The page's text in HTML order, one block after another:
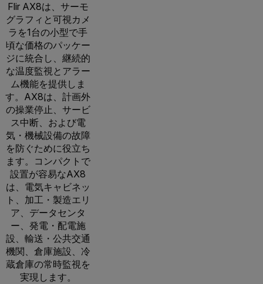
Flir AX8は、サーモ
グラフィと可視カメ
ラを1台の小型で手
頃な価格のパッケー
ジに統合し、継続的
な温度監視とアラー
ム機能を提供しま
す。AX8は、計画外
の操業停止、サービ
ス中断、および電
気・機械設備の故障
を防ぐために役立ち
ます。コンパクトで
設置が容易なAX8
は、電気キャビネッ
ト、加工・製造エリ
ア、データセンタ
ー、発電・配電施
設、輸送・公共交通
機関、倉庫施設、冷
蔵倉庫の常時監視を
実現します。